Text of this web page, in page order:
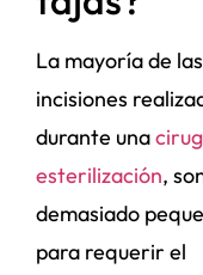
La mayoría de las
incisiones
durante una
esterilización,
demasiado
para requerir el